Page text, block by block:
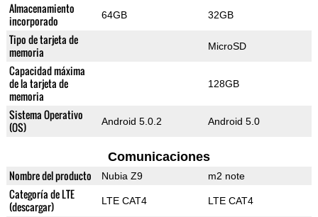
Almacenamiento
incorporado
64GB 32GB
Tipo de tarjeta de
memoria
MicroSD
Capacidad máxima
de la tarjeta de
memoria
128GB
Sistema Operativo
(OS)
Android 5.0.2 Android 5.0
Comunicaciones
Nombre del producto Nubia Z9 m2 note
Categoría de LTE
(descargar)
LTE CAT4 LTE CAT4